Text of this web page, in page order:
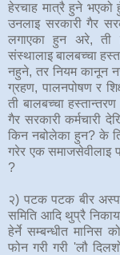
हेरचाह मात्रै हुने भएको
उनलाइ सरकारी गैर
लगाएका हुन अरे, ती
संस्थालाइ बालबच्चा
नहुने, तर नियम कानून
ग्रहण, पालनपोषण र
ती बालबच्चा हस्तान्तरण
गैर सरकारी कर्मचारी
किन नबोलेका हुन? के
गरेर एक समाजसेवीलाइ
?
२) पटक पटक बीर
समिति आदि थुप्रै
हेर्ने सम्बन्धीत मानिस
फोन गरी गरी 'लौ